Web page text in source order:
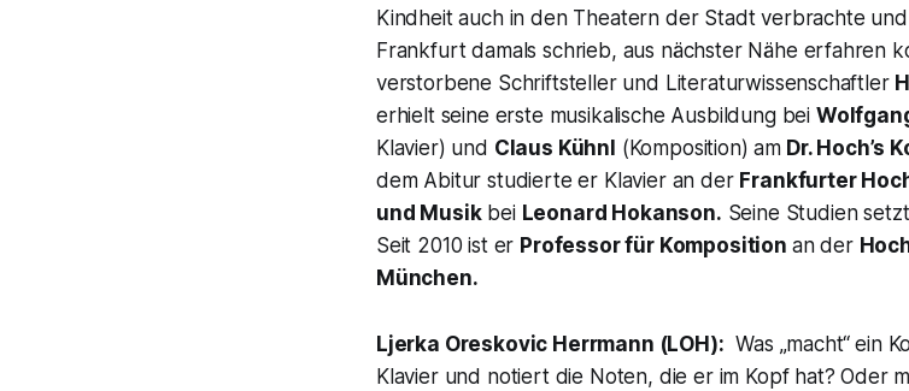
Kindheit auch in den Theatern der Stadt verbrachte
Frankfurt damals schrieb, aus nächster Nähe erfahren
verstorbene Schriftsteller und Literaturwissenschaftler
erhielt seine erste musikalische Ausbildung bei
Klavier) und Claus Kühnl (Komposition) am Dr. Hoch’s
dem Abitur studierte er Klavier an der Frankfurter
und Musikbei Leonard Hokanson. Seine Studien
Seit 2010 ist er Professor für Komposition an der
München.
Ljerka Oreskovic Herrmann (LOH): Was „macht“ ein
Klavier und notiert die Noten, die er im Kopf hat? Oder